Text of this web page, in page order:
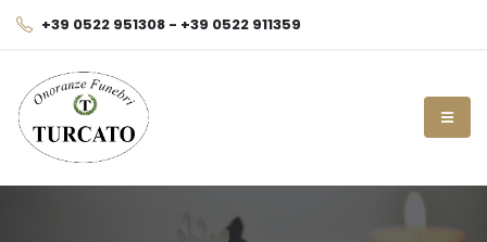
+39 0522 951308 - +39 0522 911359